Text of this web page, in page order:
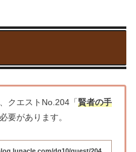
クエストNo.204「賢者の手
要があります。